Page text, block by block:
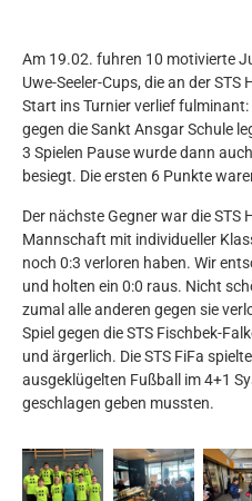
Am 19.02. fuhren 10 motivierte
Uwe-Seeler-Cups, die an der
Start ins Turnier verlief
gegen die Sankt Ansgar Schule
3 Spielen Pause wurde dann
besiegt. Die ersten 6 Punkte
Der nächste Gegner war die
Mannschaft mit individueller
noch 0:3 verloren haben. Wir
und holten ein 0:0 raus. Nicht
zumal alle anderen gegen sie
Spiel gegen die STS Fischbek-
und ärgerlich. Die STS FiFa
ausgeklügelten Fußball im 4+1
geschlagen geben mussten.